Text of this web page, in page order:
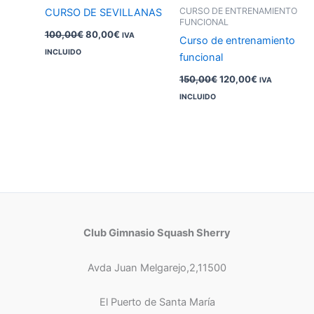
CURSO DE SEVILLANAS
100,00€ 80,00€ IVA
INCLUIDO
CURSO DE ENTRENAMIENTO
FUNCIONAL
Curso de entrenamiento
funcional
150,00€120,00€ IVA
INCLUIDO
Club Gimnasio Squash Sherry
Avda Juan Melgarejo,2,11500
El Puerto de Santa María